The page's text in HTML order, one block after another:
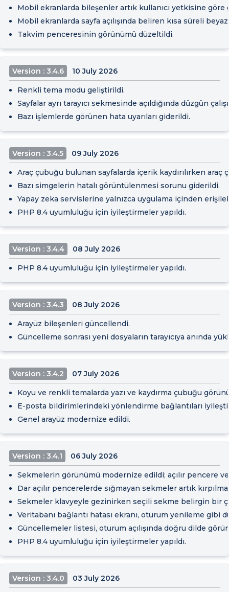
Mobil ekranlarda bileşenler artık kullanıcı yetkisine göre
Mobil ekranlarda sayfa açılışında beliren kısa süreli
Takvim penceresinin görünümü düzeltildi.
Version : 3.4.6 10 July 2026
Renkli tema modu geliştirildi.
Sayfalar ayrı tarayıcı sekmesinde açıldığında düzgün
Bazı işlemlerde görünen hata uyarıları giderildi.
Version : 3.4.5 09 July 2026
Araç çubuğu bulunan sayfalarda içerik kaydırılırken
Bazı simgelerin hatalı görüntülenmesi sorunu giderildi.
Yapay zeka servislerine yalnızca uygulama içinden
PHP 8.4 uyumluluğu için iyileştirmeler yapıldı.
Version : 3.4.4 08 July 2026
PHP 8.4 uyumluluğu için iyileştirmeler yapıldı.
Version : 3.4.3 08 July 2026
Arayüz bileşenleri güncellendi.
Güncelleme sonrası yeni dosyaların tarayıcıya anında
Version : 3.4.2 07 July 2026
Koyu ve renkli temalarda yazı ve kaydırma çubuğu
E-posta bildirimlerindeki yönlendirme bağlantıları
Genel arayüz modernize edildi.
Version : 3.4.1 06 July 2026
Sekmelerin görünümü modernize edildi; açılır pencere
Dar açılır pencerelerde sığmayan sekmeler artık
Sekmeler klavyeyle gezinirken seçili sekme belirgin bir
Veritabanı bağlantı hatası ekranı, oturum yenileme gibi
Güncellemeler listesi, oturum açılışında doğru dilde
PHP 8.4 uyumluluğu için iyileştirmeler yapıldı.
Version : 3.4.0 03 July 2026